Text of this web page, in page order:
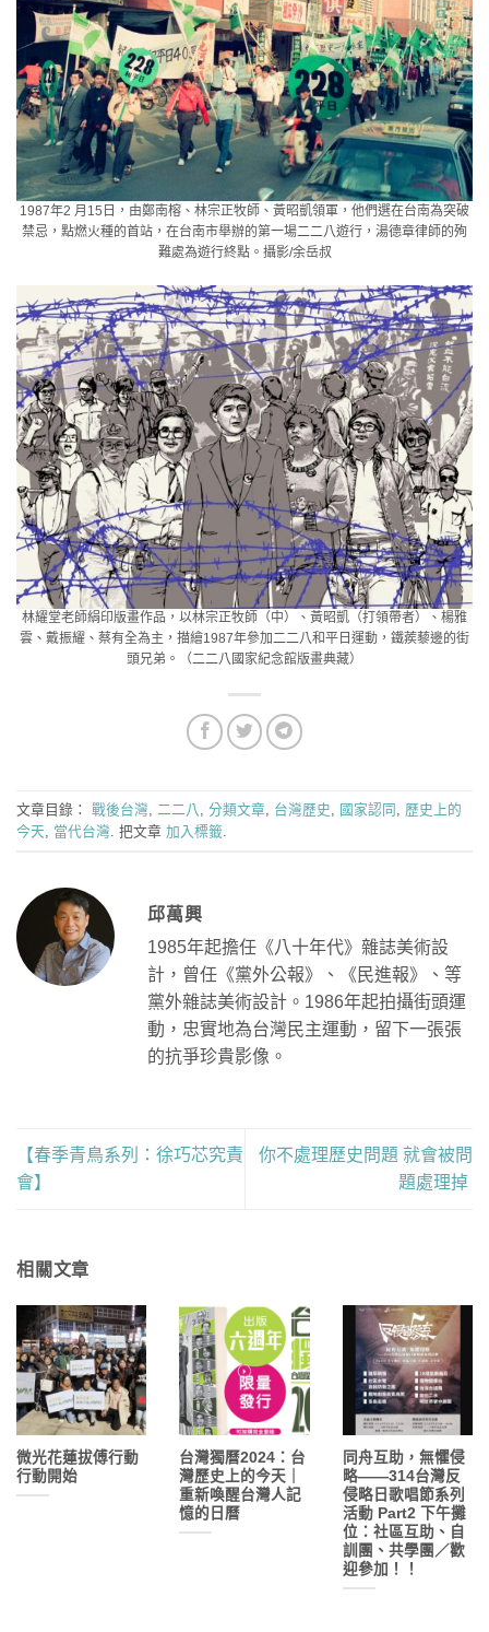
1987年2 月15日，由鄭南榕、林宗正牧師、黃昭凱領軍，他們選在台南為突破
禁忌，點燃火種的首站，在台南市舉辦的第一場二二八遊行，湯德章律師的殉
難處為遊行終點。攝影/余岳叔
林耀堂老師絹印版畫作品，以林宗正牧師（中）、黃昭凱（打領帶者）、楊雅
雲、戴振耀、蔡有全為主，描繪1987年參加二二八和平日運動，鐵蒺藜邊的街
頭兄弟。（二二八國家紀念館版畫典藏）
文章目錄： 戰後台灣 二二八 分類文章 台灣歷史 國家認同
歷史上的
今天
當代台灣 . 把文章 加入標籤
邱萬興
1985年起擔任《八十年代》雜誌美術設
計，曾任《黨外公報》、《民進報》、等
黨外雜誌美術設計。1986年起拍攝街頭運
動，忠實地為台灣民主運動，留下一張張
的抗爭珍貴影像。
【春季青鳥系列：徐巧芯究責
會】
你不處理歷史問題 就會被問
題處理掉
相關文章
微光花蓮拔傅行動
行動開始
台灣獨曆2024：台
灣歷史上的今天｜
重新喚醒台灣人記
憶的日曆
同舟互助，無懼侵
略——314台灣反
侵略日歌唱節系列
活動 Part2 下午攤
位：社區互助、自
訓團、共學團／歡
迎參加！！